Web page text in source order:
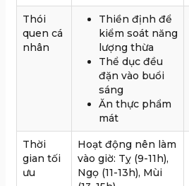
Thói
quen cá
nhân
Thiền định để
kiểm soát năng
lượng thừa
Thể dục đều
đặn vào buổi
sáng
Ăn thực phẩm
mát
Thời
gian tối
ưu
Hoạt động nên làm
vào giờ: Tỵ (9-11h),
Ngọ (11-13h), Mùi